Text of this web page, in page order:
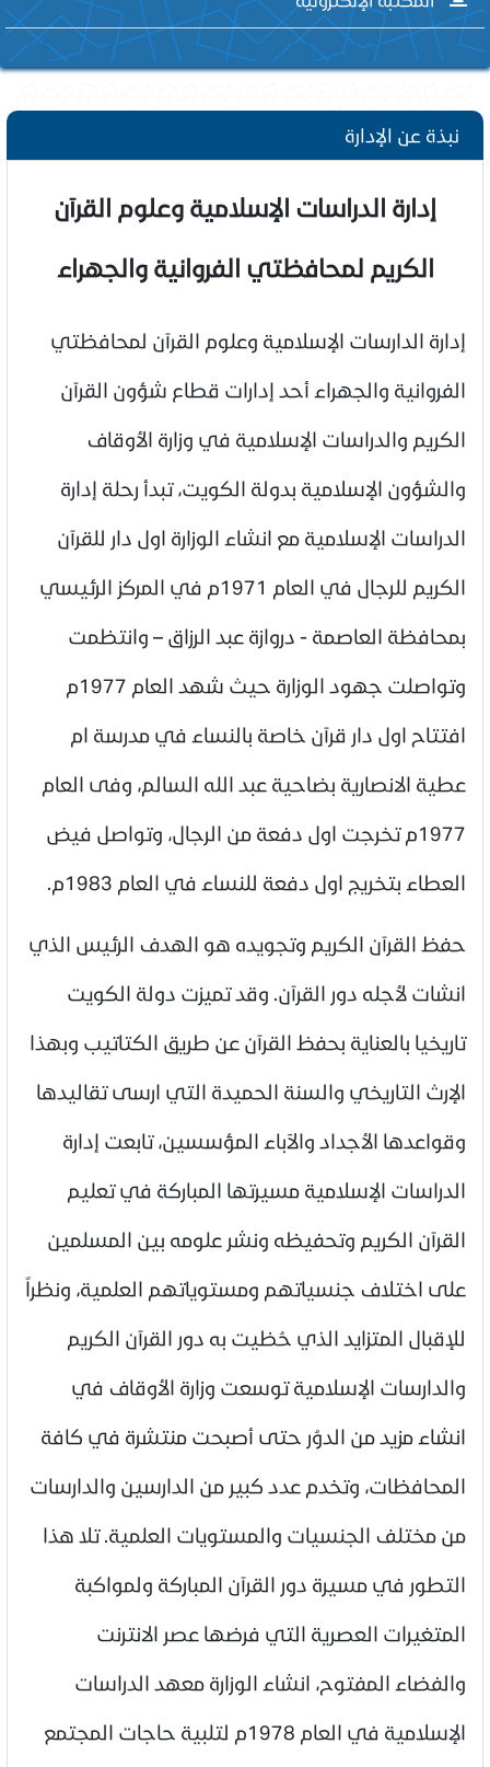
نبذة عن الإدارة
إدارة الدراسات الإسلامية وعلوم القرآن
الكريم لمحافظتي الفروانية والجهراء
إدارة الدارسات الإسلامية وعلوم القرآن لمحافظتي
الفروانية والجهراء أحد إدارات قطاع شؤون القرآن
الكريم والدراسات الإسلامية في وزارة الأوقاف
والشؤون الإسلامية بدولة الكويت، تبدأ رحلة إدارة
الدراسات الإسلامية مع انشاء الوزارة اول دار للقرآن
الكريم للرجال في العام 1971م في المركز الرئيسي
بمحافظة العاصمة - دروازة عبد الرزاق – وانتظمت
وتواصلت جهود الوزارة حيث شهد العام 1977م
افتتاح اول دار قرآن خاصة بالنساء في مدرسة ام
عطية الانصارية بضاحية عبد الله السالم، وفى العام
1977م تخرجت اول دفعة من الرجال، وتواصل فيض
العطاء بتخريج اول دفعة للنساء في العام 1983م.
حفظ القرآن الكريم وتجويده هو الهدف الرئيس الذي
انشات لأجله دور القرآن. وقد تميزت دولة الكويت
تاريخيا بالعناية بحفظ القرآن عن طريق الكتاتيب وبهذا
الإرث التاريخي والسنة الحميدة التي ارسى تقاليدها
وقواعدها الأجداد والآباء المؤسسين، تابعت إدارة
الدراسات الإسلامية مسيرتها المباركة في تعليم
القرآن الكريم وتحفيظه ونشر علومه بين المسلمين
على اختلاف جنسياتهم ومستوياتهم العلمية، ونظراً
للإقبال المتزايد الذي حُظيت به دور القرآن الكريم
والدارسات الإسلامية توسعت وزارة الأوقاف في
انشاء مزيد من الدوُر حتى أصبحت منتشرة في كافة
المحافظات، وتخدم عدد كبير من الدارسين والدارسات
من مختلف الجنسيات والمستويات العلمية. تلا هذا
التطور في مسيرة دور القرآن المباركة ولمواكبة
المتغيرات العصرية التي فرضها عصر الانترنت
والفضاء المفتوح، انشاء الوزارة معهد الدراسات
الإسلامية في العام 1978م لتلبية حاجات المجتمع